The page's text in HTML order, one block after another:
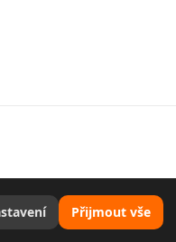
Přijmout vše